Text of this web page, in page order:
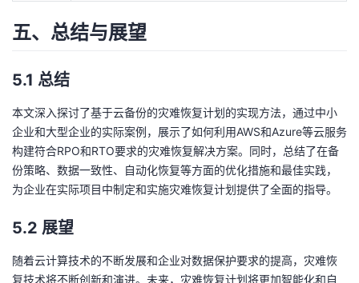
五、总结与展望
5.1 总结
本文深入探讨了基于云备份的灾难恢复计划的实现方法，通过中小
企业和大型企业的实际案例，展示了如何利用AWS和Azure等云服务
构建符合RPO和RTO要求的灾难恢复解决方案。同时，总结了在备
份策略、数据一致性、自动化恢复等方面的优化措施和最佳实践，
为企业在实际项目中制定和实施灾难恢复计划提供了全面的指导。
5.2 展望
随着云计算技术的不断发展和企业对数据保护要求的提高，灾难恢
复技术将不断创新和演进。未来，灾难恢复计划将更加智能化和自